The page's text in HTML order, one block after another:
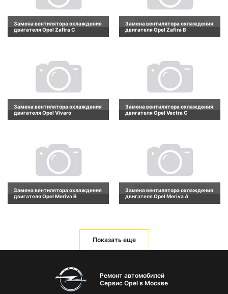
Замена вентилятора охлаждения
двигателя Opel Zafira C
Замена вентилятора охлаждения
двигателя Opel Zafira B
Замена вентилятора охлаждения
двигателя Opel Vivaro
Замена вентилятора охлаждения
двигателя Opel Vectra C
Замена вентилятора охлаждения
двигателя Opel Meriva B
Замена вентилятора охлаждения
двигателя Opel Meriva A
Показать еще
Ремонт автомобилей
Сервис Opel в Москве